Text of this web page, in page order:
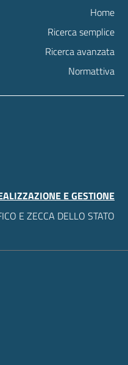
Home
Ricerca semplice
Ricerca avanzata
Normattiva
E GESTIONE
E ZECCA DELLO STATO